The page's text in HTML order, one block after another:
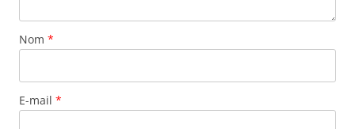
Nom *
E-mail *